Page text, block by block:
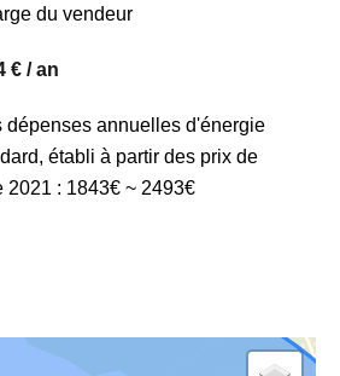
du vendeur
€ / an
dépenses annuelles d'énergie
établi à partir des prix de
2021 : 1843€ ~ 2493€